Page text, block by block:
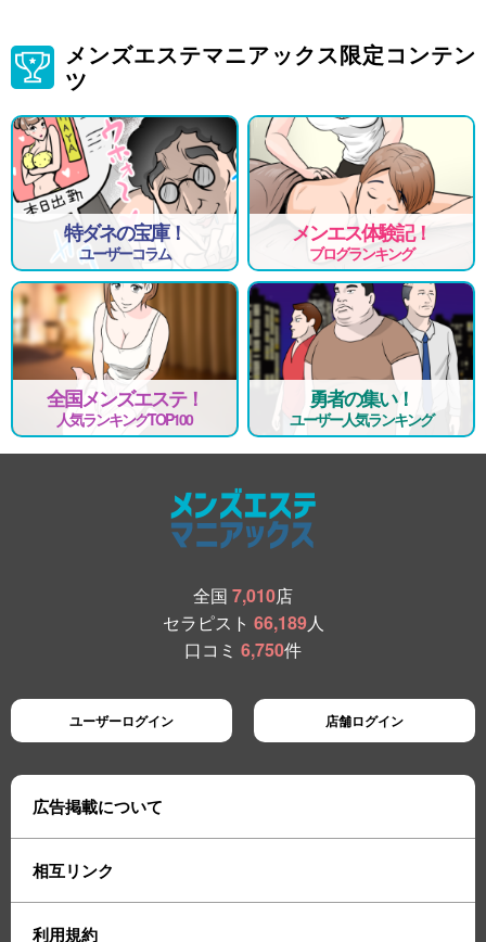
メンズエステマニアックス限定コンテン
ツ
特ダネの宝庫！
ユーザーコラム
メンエス体験記！
ブログランキング
全国メンズエステ！
人気ランキングTOP100
勇者の集い！
ユーザー人気ランキング
全国 7,010店
セラピスト 66,189人
口コミ 6,750件
ユーザーログイン 店舗ログイン
広告掲載について
相互リンク
利用規約